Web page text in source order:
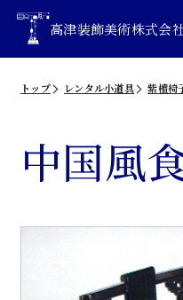
高津装飾美術株式会
トップ レンタル小道具 紫檀椅
中国風